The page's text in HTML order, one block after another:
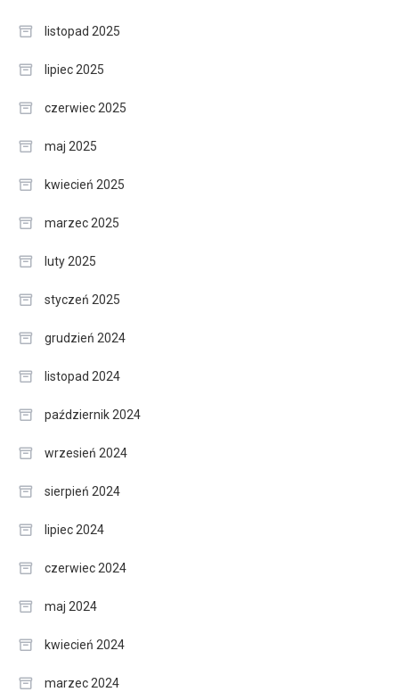
listopad 2025
lipiec 2025
czerwiec 2025
maj 2025
kwiecień 2025
marzec 2025
luty 2025
styczeń 2025
grudzień 2024
listopad 2024
październik 2024
wrzesień 2024
sierpień 2024
lipiec 2024
czerwiec 2024
maj 2024
kwiecień 2024
marzec 2024